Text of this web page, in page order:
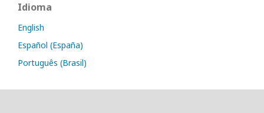
Idioma
English
Español (España)
Português (Brasil)